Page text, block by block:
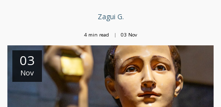
Zagui G.
4 min read 03 Nov
03
Nov